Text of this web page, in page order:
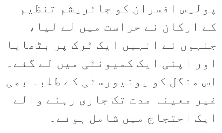
پولیس افسران کو جاٹریشم تنظیم
کے ارکان نے حراست میں لے لیا،
جنہوں نے انہیں ایک ٹرک پر بٹھایا
اور اپنی ایک کمیونٹی میں لے گئے۔
اس منگل کو یونیورسٹی کے طلبہ بھی
غیر معینہ مدت تک جاری رہنے والے
ایک احتجاج میں شامل ہوئے۔